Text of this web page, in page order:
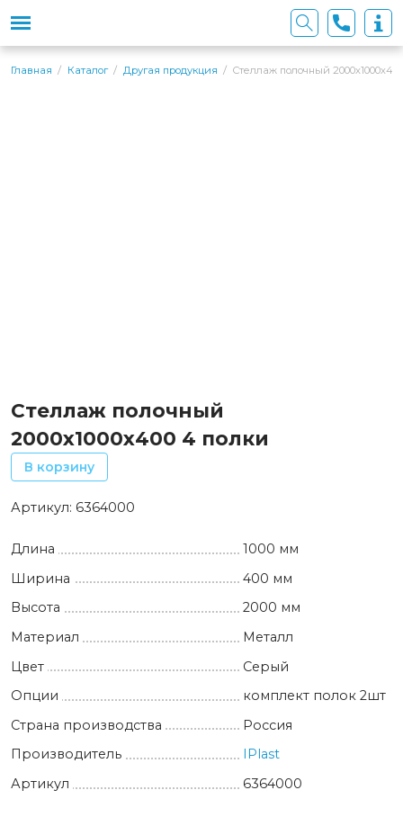
Главная Каталог Другая продукция Стеллаж полочный
Стеллаж полочный
2000х1000х400 4 полки
В корзину
Артикул: 6364000
Длина
1000 мм
Ширина
400 мм
Высота
2000 мм
Материал
Металл
Цвет
Серый
Опции
комплект полок 2шт
Страна производства
Россия
Производитель
IPlast
Артикул
6364000